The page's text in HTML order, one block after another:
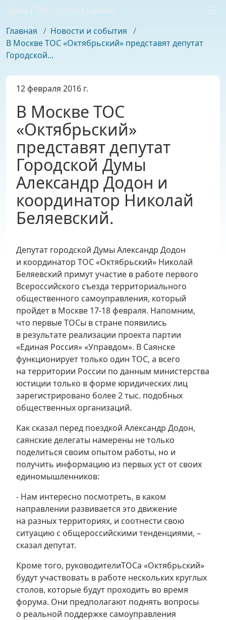
Дума ГОМО «город Саянск»
Главная / Новости и события /
В Москве ТОС «Октябрьский» представят депутат
Городской...
12 февраля 2016 г.
В Москве ТОС
«Октябрьский»
представят депутат
Городской Думы
Александр Додон и
координатор Николай
Беляевский.
Депутат городской Думы Александр Додон
и координатор ТОС «Октябрьский» Николай
Беляевский примут участие в работе первого
Всероссийского съезда территориального
общественного самоуправления, который
пройдет в Москве 17-18 февраля. Напомним,
что первые ТОСы в стране появились
в результате реализации проекта партии
«Единая Россия» «Управдом». В Саянске
функционирует только один ТОС, а всего
на территории России по данным министерства
юстиции только в форме юридических лиц
зарегистрировано более 2 тыс. подобных
общественных организаций.
Как сказал перед поездкой Александр Додон,
саянские делегаты намерены не только
поделиться своим опытом работы, но и
получить информацию из первых уст от своих
единомышленников:
- Нам интересно посмотреть, в каком
направлении развивается это движение
на разных территориях, и соотнести свою
ситуацию с общероссийскими тенденциями, –
сказал депутат.
Кроме того, руководителиТОСа «Октябрьский»
будут участвовать в работе нескольких круглых
столов, которые будут проходить во время
форума. Они предполагают поднять вопросы
о реальной поддержке самоуправления